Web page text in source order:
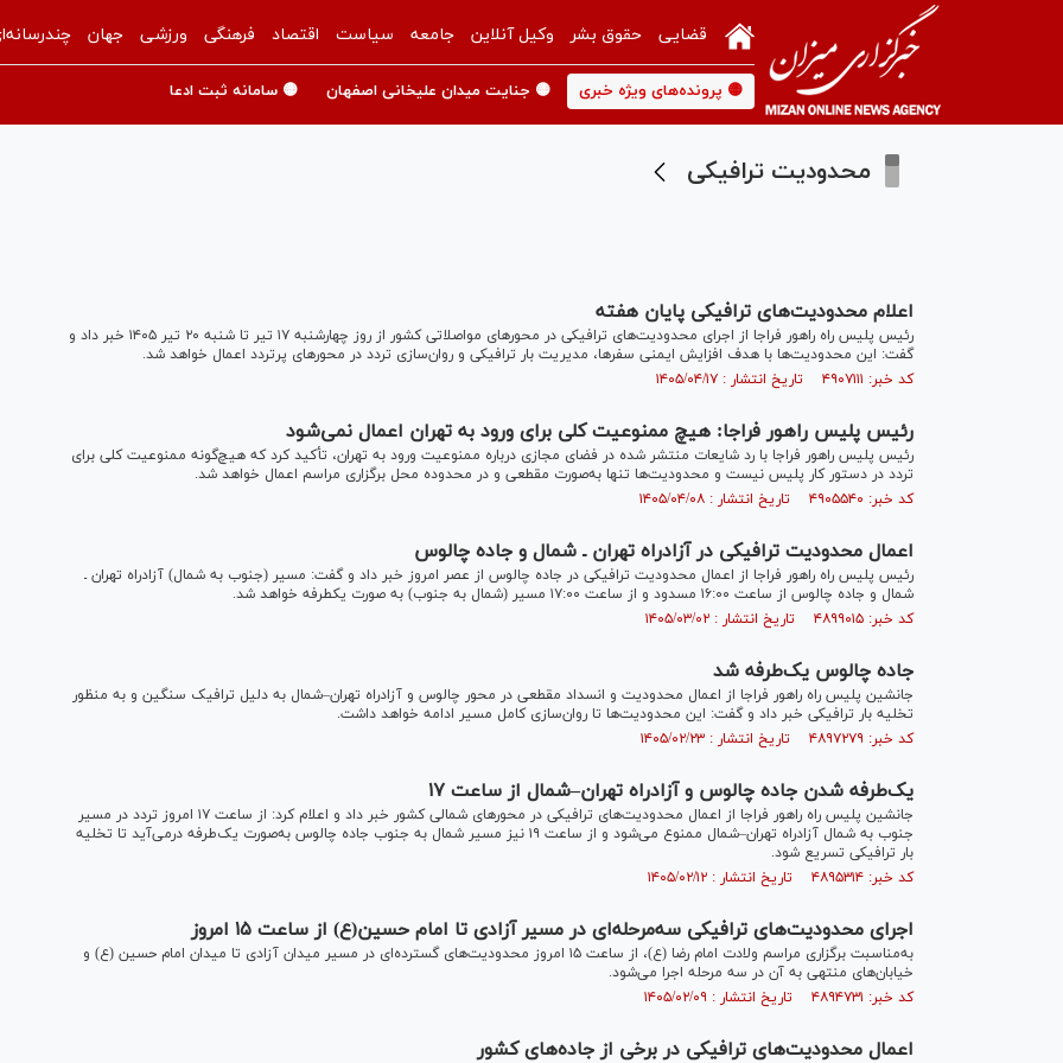
قضایی حقوق بشر وکیل آنلاین جامعه سیاست اقتصاد فرهنگی ورزشی جهان
🟡 پرونده‌های ویژه خبری 🟡 جنایت میدان علیخانی اصفهان 🟡 سامانه ثبت ادعا
محدودیت ترافیکی
اعلام محدودیت‌های ترافیکی پایان هفته
رئیس پلیس راه راهور فراجا از اجرای محدودیت‌های ترافیکی در محور‌های مواصلاتی کشور از روز چهارشنبه ۱۷ تیر تا شنبه ۲۰ تیر ۱۴۰۵ خبر داد و
گفت: این محدودیت‌ها با هدف افزایش ایمنی سفرها، مدیریت بار ترافیکی و روان‌سازی تردد در محور‌های پرتردد اعمال خواهد شد.
کد خبر: ۴۹۰۷۱۱۱ تاریخ انتشار : ۱۴۰۵/۰۴/۱۷
رئیس پلیس راهور فراجا: هیچ ممنوعیت کلی برای ورود به تهران اعمال نمی‌شود
رئیس پلیس راهور فراجا با رد شایعات منتشر شده در فضای مجازی درباره ممنوعیت ورود به تهران، تأکید کرد که هیچ‌گونه ممنوعیت کلی برای
تردد در دستور کار پلیس نیست و محدودیت‌ها تنها به‌صورت مقطعی و در محدوده محل برگزاری مراسم اعمال خواهد شد.
کد خبر: ۴۹۰۵۵۴۰ تاریخ انتشار : ۱۴۰۵/۰۴/۰۸
اعمال محدودیت ترافیکی در آزادراه تهران ـ شمال و جاده چالوس
رئیس پلیس راه راهور فراجا از اعمال محدودیت ترافیکی در جاده چالوس از عصر امروز خبر داد و گفت: مسیر (جنوب به شمال) آزادراه تهران ـ
شمال و جاده چالوس از ساعت ۱۶:۰۰ مسدود و از ساعت ۱۷:۰۰ مسیر (شمال به جنوب) به صورت یکطرفه خواهد شد.
کد خبر: ۴۸۹۹۰۱۵ تاریخ انتشار : ۱۴۰۵/۰۳/۰۲
جاده چالوس یک‌طرفه شد
جانشین پلیس راه راهور فراجا از اعمال محدودیت و انسداد مقطعی در محور چالوس و آزادراه تهران–شمال به دلیل ترافیک سنگین و به منظور
تخلیه بار ترافیکی خبر داد و گفت: این محدودیت‌ها تا روان‌سازی کامل مسیر ادامه خواهد داشت.
کد خبر: ۴۸۹۷۲۷۹ تاریخ انتشار : ۱۴۰۵/۰۲/۲۳
یک‌طرفه شدن جاده چالوس و آزادراه تهران–شمال از ساعت ۱۷
جانشین پلیس راه راهور فراجا از اعمال محدودیت‌های ترافیکی در محور‌های شمالی کشور خبر داد و اعلام کرد: از ساعت ۱۷ امروز تردد در مسیر
جنوب به شمال آزادراه تهران–شمال ممنوع می‌شود و از ساعت ۱۹ نیز مسیر شمال به جنوب جاده چالوس به‌صورت یک‌طرفه درمی‌آید تا تخلیه
بار ترافیکی تسریع شود.
کد خبر: ۴۸۹۵۳۱۴ تاریخ انتشار : ۱۴۰۵/۰۲/۱۲
اجرای محدودیت‌های ترافیکی سه‌مرحله‌ای در مسیر آزادی تا امام حسین(ع) از ساعت ۱۵ امروز
به‌مناسبت برگزاری مراسم ولادت امام رضا (ع)، از ساعت ۱۵ امروز محدودیت‌های گسترده‌ای در مسیر میدان آزادی تا میدان امام حسین (ع) و
خیابان‌های منتهی به آن در سه مرحله اجرا می‌شود.
کد خبر: ۴۸۹۴۷۳۱ تاریخ انتشار : ۱۴۰۵/۰۲/۰۹
اعمال محدودیت‌های ترافیکی در برخی از جاده‌های کشور